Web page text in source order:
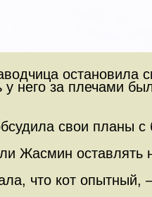
у него за плечами
свои планы
оставлять
что кот опытный,